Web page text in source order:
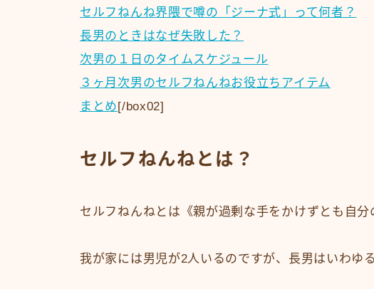
セルフねんね界隈で噂の「ジーナ式」って何者？
長男のときはなぜ失敗した？
次男の１日のタイムスケジュール
３ヶ月次男のセルフねんねお役立ちアイテム
まとめ[/box02]
セルフねんねとは？
セルフねんねとは《親が過剰な手をかけずとも自分
我が家には男児が2人いるのですが、長男はいわゆ